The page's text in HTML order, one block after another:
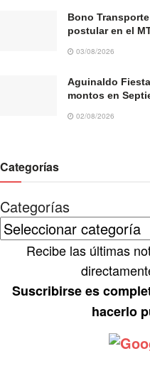
Bono
postular en el
03/08/2026
Aguinaldo
montos en
02/08/2026
Categorías
Categorías
Recibe las últimas
Suscribirse es
hacerlo